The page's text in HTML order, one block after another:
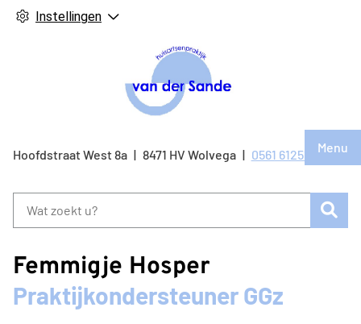
Instellingen
Menu
Hoofdstraat West8a 8471 HV Wolvega Tel:
0561 612514
Femmigje Hosper
Praktijkondersteuner GGz